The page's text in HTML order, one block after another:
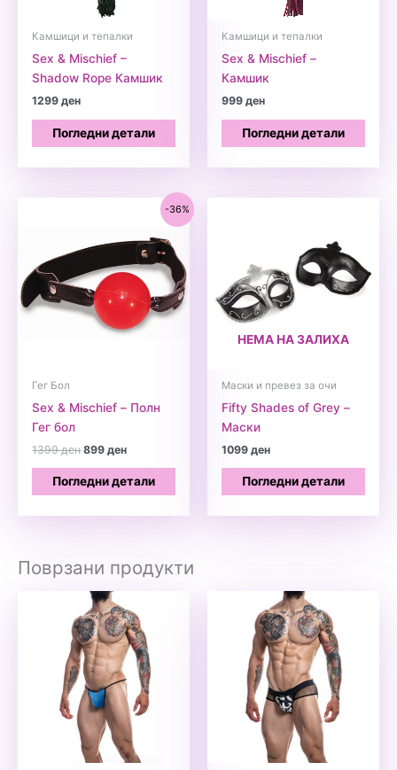
Камшици и тепалки
Sex & Mischief –
Shadow Rope Камшик
1299ден
Погледни детали
Камшици и тепалки
Sex & Mischief –
Камшик
999ден
Погледни детали
-36%
Гег Бол
Sex & Mischief – Полн
Гег бол
1399денOriginal
was:
1399 ден.
899денCurrent
is:
Погледни детали
НЕМА НА ЗАЛИХА
Маски и превез за очи
Fifty Shades of Grey –
Маски
1099ден
Погледни детали
Поврзани продукти